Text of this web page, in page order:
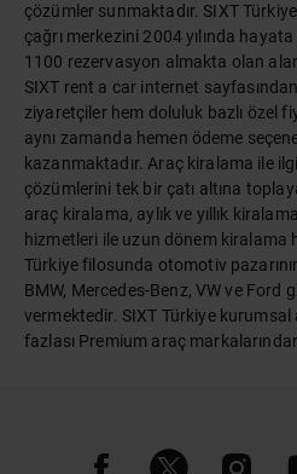
çözümler sunmaktadır. SIXT
çağrı merkezini 2004 yılında
1100 rezervasyon almakta olan
SIXT rent a car internet
ziyaretçiler hem doluluk bazlı özel
aynı zamanda hemen ödeme
kazanmaktadır. Araç kiralama ile
çözümlerini tek bir çatı altına
araç kiralama, aylık ve yıllık
hizmetleri ile uzun dönem kiralama
Türkiye filosunda otomotiv
BMW, Mercedes-Benz, VW ve Ford
vermektedir. SIXT Türkiye kurumsal
fazlası Premium araç